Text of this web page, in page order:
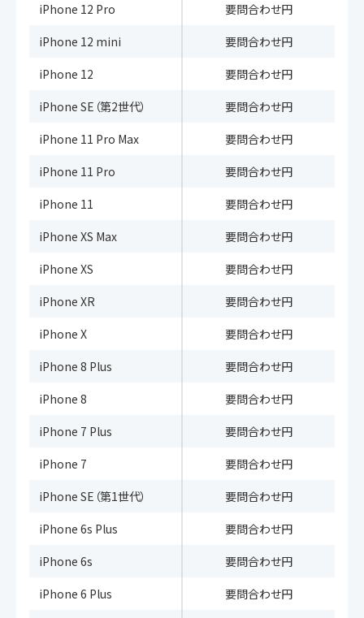
iPhone 12 Pro
要問合わせ円
iPhone 12 mini
要問合わせ円
iPhone 12
要問合わせ円
iPhone SE（第2世代）
要問合わせ円
iPhone 11 Pro Max
要問合わせ円
iPhone 11 Pro
要問合わせ円
iPhone 11
要問合わせ円
iPhone XS Max
要問合わせ円
iPhone XS
要問合わせ円
iPhone XR
要問合わせ円
iPhone X
要問合わせ円
iPhone 8 Plus
要問合わせ円
iPhone 8
要問合わせ円
iPhone 7 Plus
要問合わせ円
iPhone 7
要問合わせ円
iPhone SE（第1世代）
要問合わせ円
iPhone 6s Plus
要問合わせ円
iPhone 6s
要問合わせ円
iPhone 6 Plus
要問合わせ円